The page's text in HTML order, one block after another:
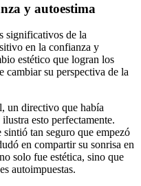
y autoestima
significativos de la
en la confianza y
estético que logran los
cambiar su perspectiva de la
un directivo que había
esto perfectamente.
sintió tan seguro que empezó
en compartir su sonrisa en
solo fue estética, sino que
autoimpuestas.